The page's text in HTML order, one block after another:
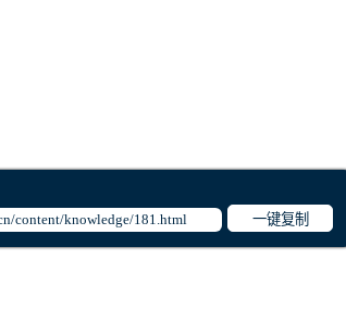
前预约）
约）
约）
前预约）
提前预约）
一键复制